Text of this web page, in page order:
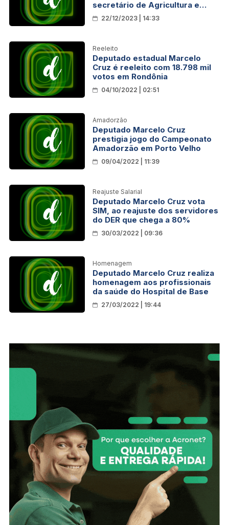
secretário de Agricultura e
Abastecimento do Estado de
São Paulo
22/12/2023 | 14:33
Reeleito
Deputado estadual Marcelo
Cruz é reeleito com 18.798 mil
votos em Rondônia
04/10/2022 | 02:51
Amadorzão
Deputado Marcelo Cruz
prestigia jogo do Campeonato
Amadorzão em Porto Velho
09/04/2022 | 11:39
Reajuste Salarial
Deputado Marcelo Cruz vota
SIM, ao reajuste dos servidores
do DER que chega a 80%
30/03/2022 | 09:36
Homenagem
Deputado Marcelo Cruz realiza
homenagem aos profissionais
da saúde do Hospital de Base
27/03/2022 | 19:44